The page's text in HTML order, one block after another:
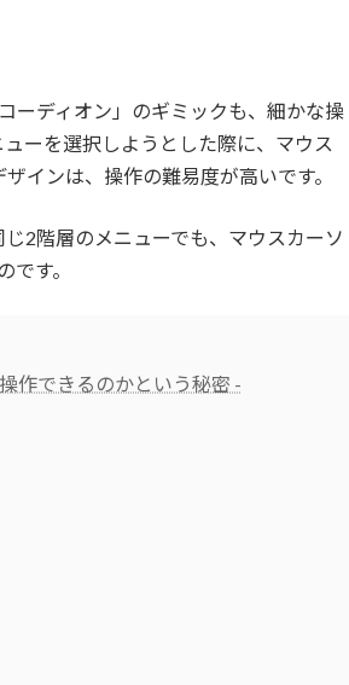
ーディオン」のギミックも、細かな操
ーを選択しようとした際に、マウス
インは、操作の難易度が高いです。
2階層のメニューでも、マウスカーソ
す。
作できるのかという秘密 -